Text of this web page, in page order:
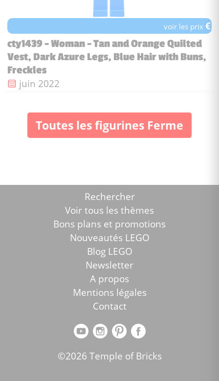
voir les prix€
cty1439 - Woman - Tan and Orange Quilted
Vest, Dark Azure Legs, Blue Hair with Buns,
Freckles
Date de sortie :
juin 2022
Toutes les figurines Ferme
Rechercher
Voir tous les thèmes
Bons plans et promotions
Nouveautés LEGO
Blog LEGO
Newsletter
A propos
Mentions légales
Contact
©2026 Temple of Bricks